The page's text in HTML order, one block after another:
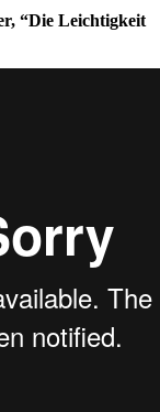
“Die Leichtigkeit